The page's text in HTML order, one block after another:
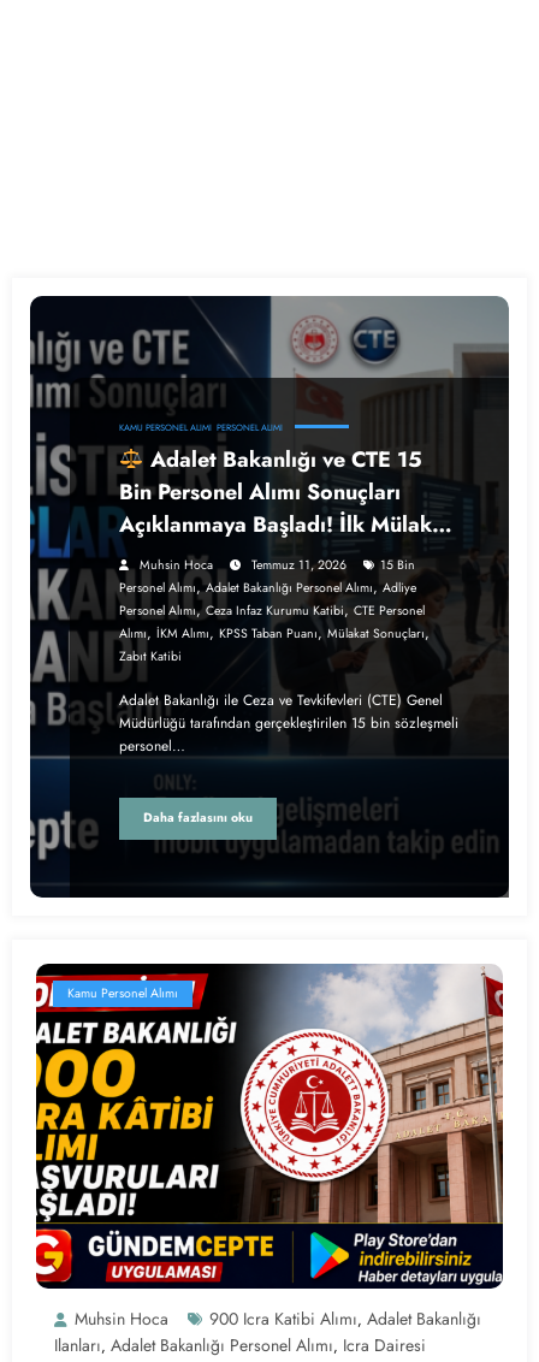
KAMU PERSONEL ALIMI PERSONEL ALIMI
Adalet Bakanlığı ve CTE 15
Bin Personel Alımı Sonuçları
Açıklanmaya Başladı! İlk Mülakat
Listeleri Yayımlandı
Muhsin Hoca Temmuz 11, 2026
15 Bin
Personel Alımı,Adalet Bakanlığı Personel Alımı,Adliye
Personel Alımı, Ceza Infaz Kurumu Katibi, CTE Personel
Alımı, İKM Alımı, KPSS Taban Puanı,Mülakat Sonuçları,
Zabıt Katibi
Adalet Bakanlığı ile Ceza ve Tevkifevleri (CTE) Genel
Müdürlüğü tarafından gerçekleştirilen 15 bin sözleşmeli
personel…
Daha fazlasını oku
Kamu Personel Alımı
Muhsin Hoca 900 Icra Katibi Alımı, Adalet Bakanlığı
Ilanları, Adalet Bakanlığı Personel Alımı, Icra Dairesi